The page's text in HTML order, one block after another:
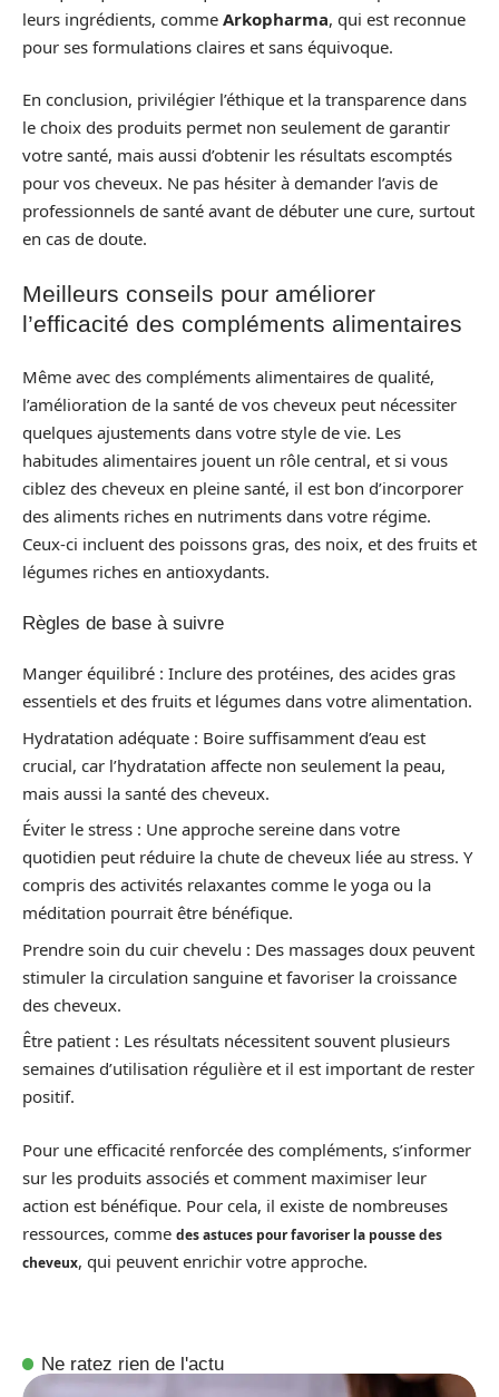
leurs ingrédients, comme Arkopharma, qui est reconnue
pour ses formulations claires et sans équivoque.
En conclusion, privilégier l’éthique et la transparence dans
le choix des produits permet non seulement de garantir
votre santé, mais aussi d’obtenir les résultats escomptés
pour vos cheveux. Ne pas hésiter à demander l’avis de
professionnels de santé avant de débuter une cure, surtout
en cas de doute.
Meilleurs conseils pour améliorer
l’efficacité des compléments alimentaires
Même avec des compléments alimentaires de qualité,
l’amélioration de la santé de vos cheveux peut nécessiter
quelques ajustements dans votre style de vie. Les
habitudes alimentaires jouent un rôle central, et si vous
ciblez des cheveux en pleine santé, il est bon d’incorporer
des aliments riches en nutriments dans votre régime.
Ceux-ci incluent des poissons gras, des noix, et des fruits et
légumes riches en antioxydants.
Règles de base à suivre
Manger équilibré : Inclure des protéines, des acides gras
essentiels et des fruits et légumes dans votre alimentation.
Hydratation adéquate : Boire suffisamment d’eau est
crucial, car l’hydratation affecte non seulement la peau,
mais aussi la santé des cheveux.
Éviter le stress : Une approche sereine dans votre
quotidien peut réduire la chute de cheveux liée au stress. Y
compris des activités relaxantes comme le yoga ou la
méditation pourrait être bénéfique.
Prendre soin du cuir chevelu : Des massages doux peuvent
stimuler la circulation sanguine et favoriser la croissance
des cheveux.
Être patient : Les résultats nécessitent souvent plusieurs
semaines d’utilisation régulière et il est important de rester
positif.
Pour une efficacité renforcée des compléments, s’informer
sur les produits associés et comment maximiser leur
action est bénéfique. Pour cela, il existe de nombreuses
ressources, comme des astuces pour favoriser la pousse des
cheveux, qui peuvent enrichir votre approche.
Ne ratez rien de l'actu